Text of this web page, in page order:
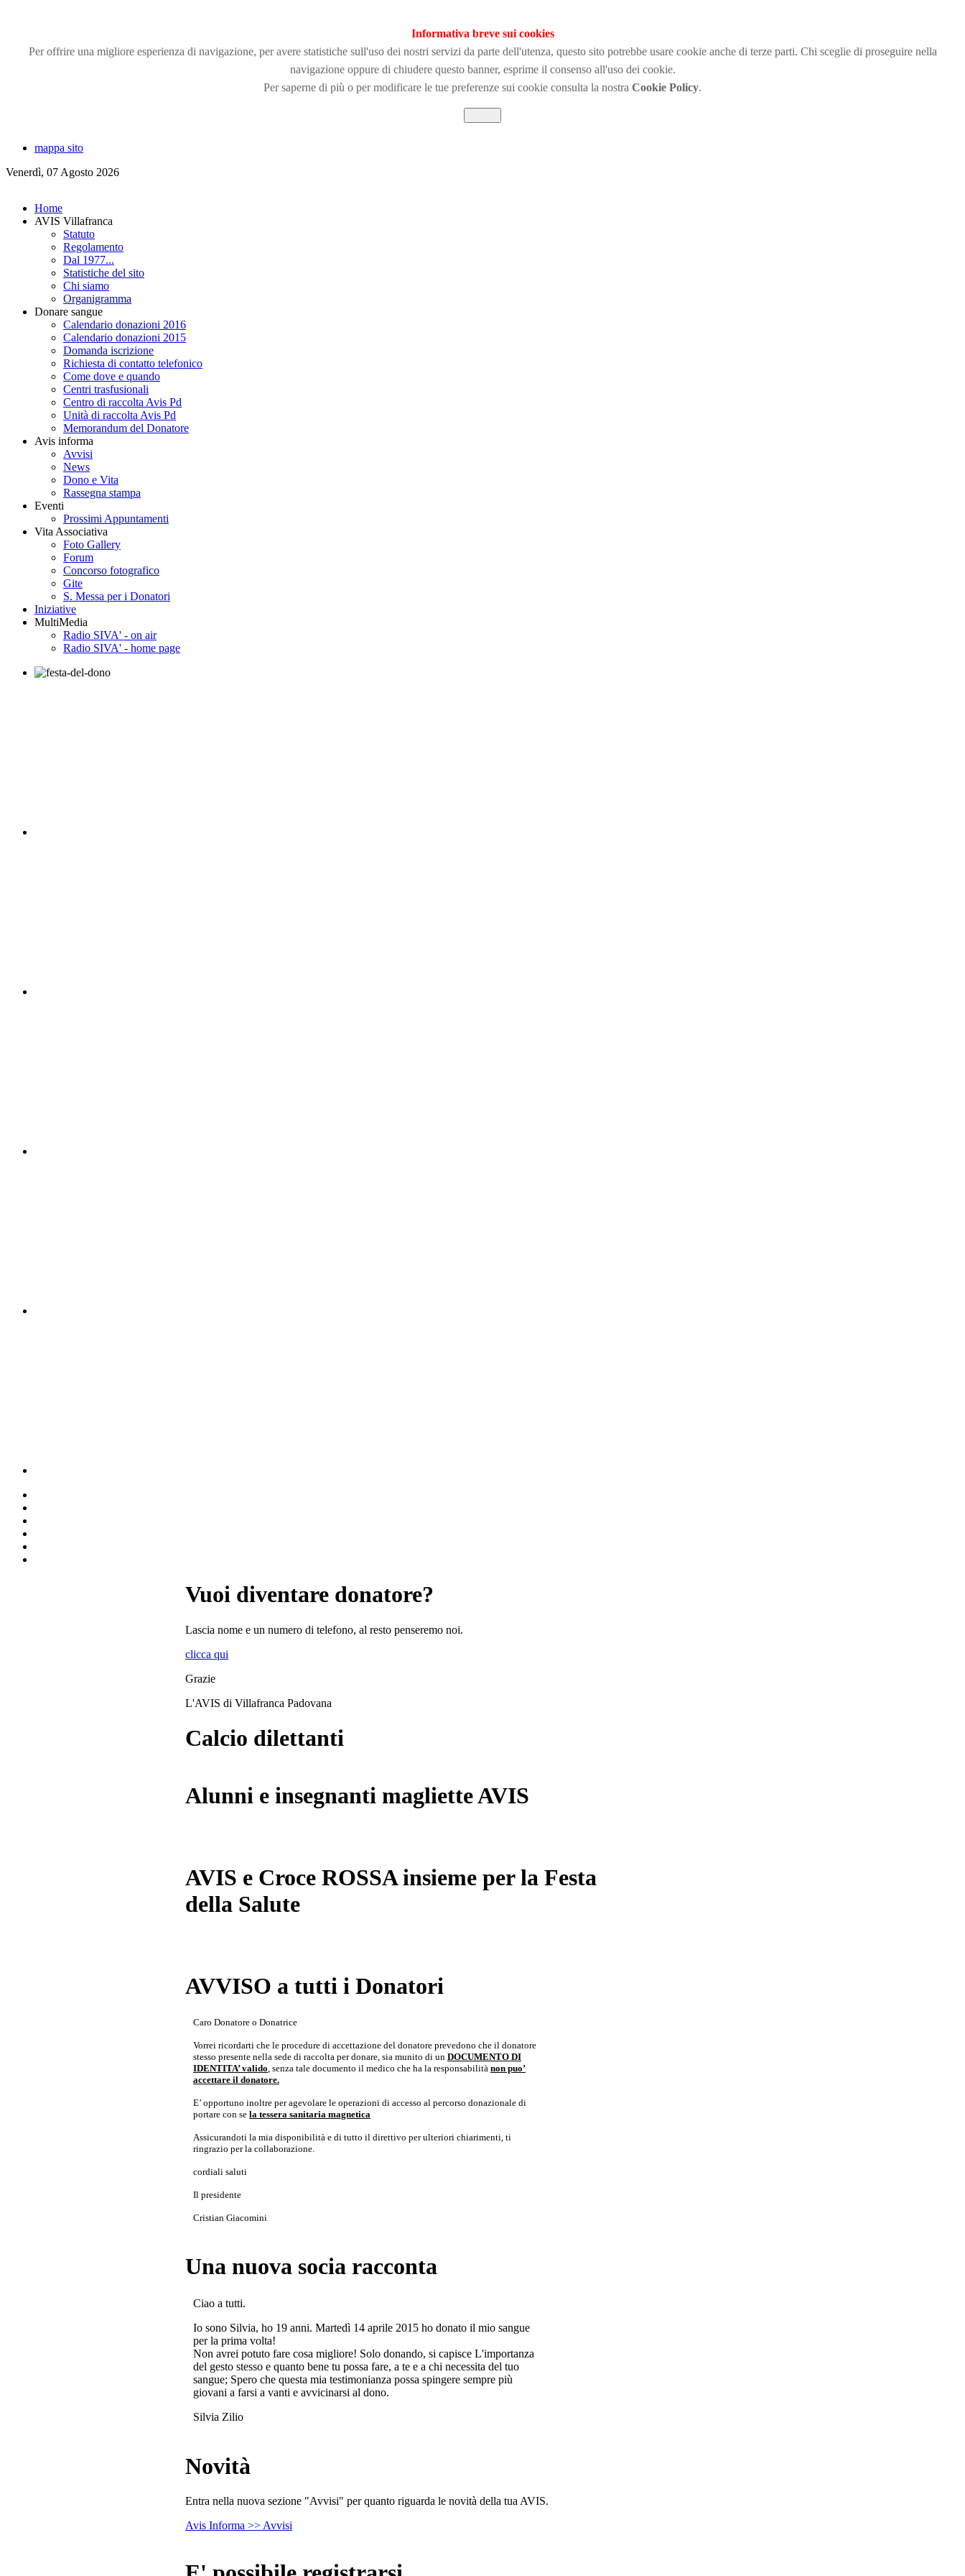
Informativa breve sui cookies
Per offrire una migliore esperienza di navigazione, per avere statistiche sull'uso dei nostri servizi da parte dell'utenza, questo sito potrebbe usare cookie anche di terze parti. Chi sceglie di proseguire nella
navigazione oppure di chiudere questo banner, esprime il consenso all'uso dei cookie.
Per saperne di più o per modificare le tue preferenze sui cookie consulta la nostra Cookie Policy.
mappa sito
Venerdì, 07 Agosto 2026
Home
AVIS Villafranca
Statuto
Regolamento
Dal 1977...
Statistiche del sito
Chi siamo
Organigramma
Donare sangue
Calendario donazioni 2016
Calendario donazioni 2015
Domanda iscrizione
Richiesta di contatto telefonico
Come dove e quando
Centri trasfusionali
Centro di raccolta Avis Pd
Unità di raccolta Avis Pd
Memorandum del Donatore
Avis informa
Avvisi
News
Dono e Vita
Rassegna stampa
Eventi
Prossimi Appuntamenti
Vita Associativa
Foto Gallery
Forum
Concorso fotografico
Gite
S. Messa per i Donatori
Iniziative
MultiMedia
Radio SIVA' - on air
Radio SIVA' - home page
Vuoi diventare donatore?
Lascia nome e un numero di telefono, al resto penseremo noi.
clicca qui
Grazie
L'AVIS di Villafranca Padovana
Calcio dilettanti
Alunni e insegnanti magliette AVIS
AVIS e Croce ROSSA insieme per la Festa
della Salute
AVVISO a tutti i Donatori
Caro Donatore o Donatrice
Vorrei ricordarti che le procedure di accettazione del donatore prevedono che il donatore
stesso presente nella sede di raccolta per donare, sia munito di un DOCUMENTO DI
IDENTITA’ valido, senza tale documento il medico che ha la responsabilità non puo’
accettare il donatore.
E’ opportuno inoltre per agevolare le operazioni di accesso al percorso donazionale di
portare con se la tessera sanitaria magnetica
Assicurandoti la mia disponibilità e di tutto il direttivo per ulteriori chiarimenti, ti
ringrazio per la collaborazione.
cordiali saluti
Il presidente
Cristian Giacomini
Una nuova socia racconta
Ciao a tutti.
Io sono Silvia, ho 19 anni. Martedì 14 aprile 2015 ho donato il mio sangue
per la prima volta!
Non avrei potuto fare cosa migliore! Solo donando, si capisce L'importanza
del gesto stesso e quanto bene tu possa fare, a te e a chi necessita del tuo
sangue; Spero che questa mia testimonianza possa spingere sempre più
giovani a farsi a vanti e avvicinarsi al dono.
Silvia Zilio
Novità
Entra nella nuova sezione "Avvisi" per quanto riguarda le novità della tua AVIS.
Avis Informa >> Avvisi